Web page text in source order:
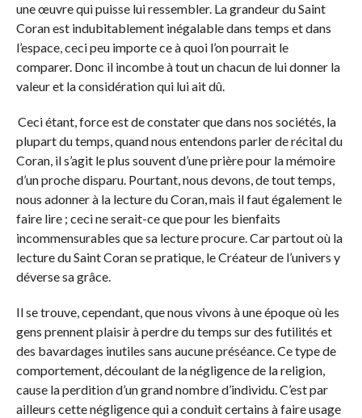
une œuvre qui puisse lui ressembler. La grandeur du Saint
Coran est indubitablement inégalable dans temps et dans
l’espace, ceci peu importe ce à quoi l’on pourrait le
comparer. Donc il incombe à tout un chacun de lui donner la
valeur et la considération qui lui ait dû.
Ceci étant, force est de constater que dans nos sociétés, la
plupart du temps, quand nous entendons parler de récital du
Coran, il s’agit le plus souvent d’une prière pour la mémoire
d’un proche disparu. Pourtant, nous devons, de tout temps,
nous adonner à la lecture du Coran, mais il faut également le
faire lire ; ceci ne serait-ce que pour les bienfaits
incommensurables que sa lecture procure. Car partout où la
lecture du Saint Coran se pratique, le Créateur de l’univers y
déverse sa grâce.
Il se trouve, cependant, que nous vivons à une époque où les
gens prennent plaisir à perdre du temps sur des futilités et
des bavardages inutiles sans aucune préséance. Ce type de
comportement, découlant de la négligence de la religion,
cause la perdition d’un grand nombre d’individu. C’est par
ailleurs cette négligence qui a conduit certains à faire usage